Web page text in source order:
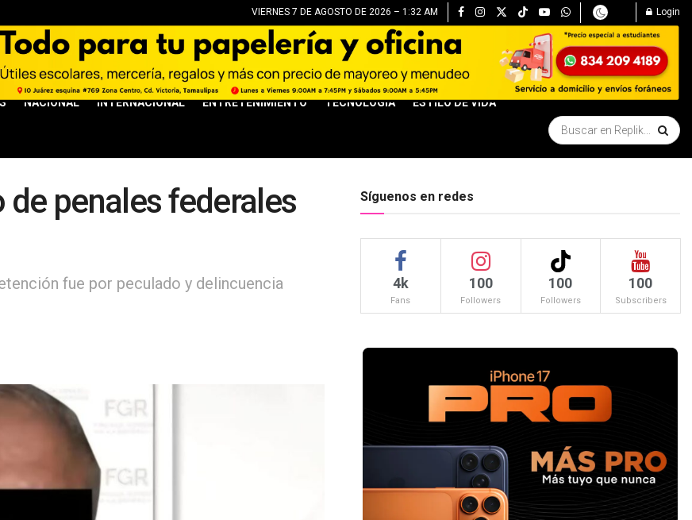
VIERNES 7 DE AGOSTO DE 2026 – 1:32 AM Login
NACIONAL INTERNACIONAL ENTRETENIMIENTO TECNOLOGÍA ESTILO DE VIDA
penales federales
fue por peculado y delincuencia
Síguenos en redes
4k
Fans
100
Followers
100
Followers
100
Subscribers